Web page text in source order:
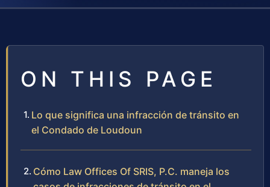
ON THIS PAGE
Lo que significa una infracción de tránsito en
el Condado de Loudoun
Cómo Law Offices Of SRIS, P.C. maneja los